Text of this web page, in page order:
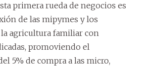
primera rueda de negocios es
de las mipymes y los
agricultura familiar con
promoviendo el
5% de compra a las micro,